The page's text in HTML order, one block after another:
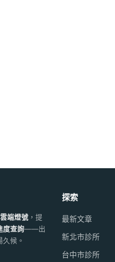
端燈號，提
度查詢——出
候。
探索
最新文章
新北市診所
台中市診所